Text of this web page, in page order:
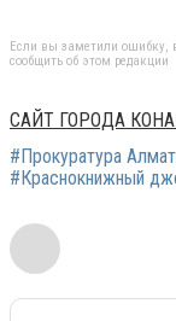
Если вы заметили ошибку,
сообщить об этом редакции
САЙТ ГОРОДА
#Прокуратура
#Краснокнижный